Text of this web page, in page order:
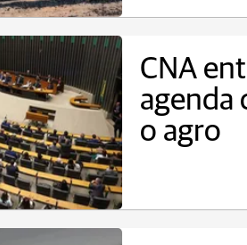
CNA
agenda
o agro